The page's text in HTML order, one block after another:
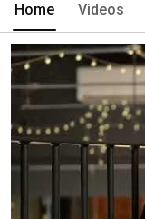
Home Videos